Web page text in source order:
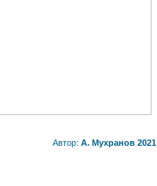
Автор: А. Мухранов 2021